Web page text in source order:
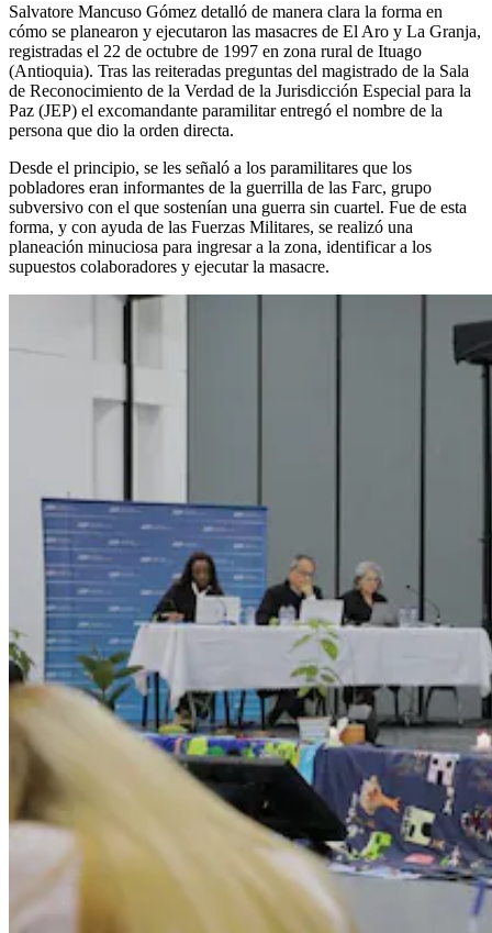
Salvatore Mancuso Gómez detalló de manera clara la forma en
cómo se planearon y ejecutaron las masacres de El Aro y La Granja,
registradas el 22 de octubre de 1997 en zona rural de Ituago
(Antioquia). Tras las reiteradas preguntas del magistrado de la Sala
de Reconocimiento de la Verdad de la Jurisdicción Especial para la
Paz (JEP) el excomandante paramilitar entregó el nombre de la
persona que dio la orden directa.
Desde el principio, se les señaló a los paramilitares que los
pobladores eran informantes de la guerrilla de las Farc, grupo
subversivo con el que sostenían una guerra sin cuartel. Fue de esta
forma, y con ayuda de las Fuerzas Militares, se realizó una
planeación minuciosa para ingresar a la zona, identificar a los
supuestos colaboradores y ejecutar la masacre.